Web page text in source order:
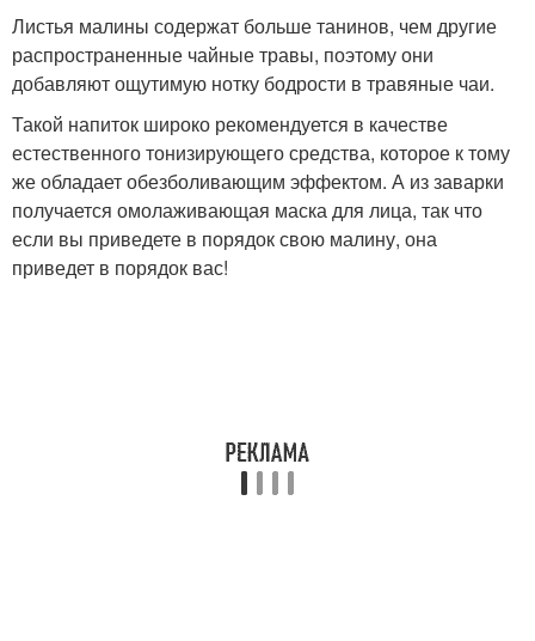
Листья малины содержат больше танинов, чем другие
распространенные чайные травы, поэтому они
добавляют ощутимую нотку бодрости в травяные чаи.
Такой напиток широко рекомендуется в качестве
естественного тонизирующего средства, которое к тому
же обладает обезболивающим эффектом. А из заварки
получается омолаживающая маска для лица, так что
если вы приведете в порядок свою малину, она
приведет в порядок вас!